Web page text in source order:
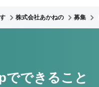
株式会社あかねの 募集
できること